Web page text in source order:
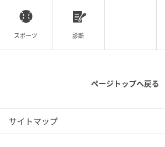
もできるそう！
遊び方はスマートフォンのカメラ
「『科学漫画サバイバル』シリー
OK。オリジナルゲームを通じて、
※コンテンツを利用するには、マク
スポーツ 診断
ページトップへ戻る
サイトマップ